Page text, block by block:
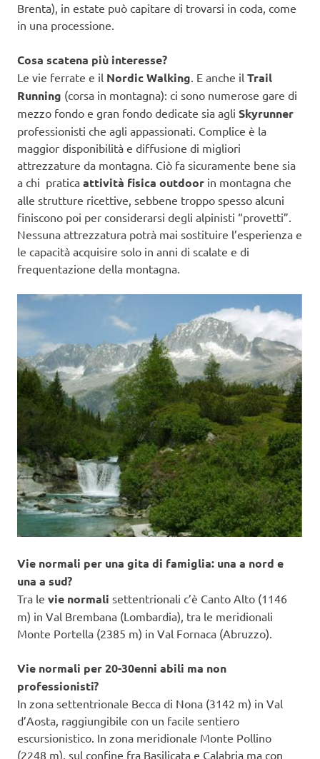
Brenta), in estate può capitare di trovarsi in coda, come
in una processione.
Cosa scatena più interesse?
Le vie ferrate e il Nordic Walking. E anche il Trail
Running (corsa in montagna): ci sono numerose gare di
mezzo fondo e gran fondo dedicate sia agli Skyrunner
professionisti che agli appassionati. Complice è la
maggior disponibilità e diffusione di migliori
attrezzature da montagna. Ciò fa sicuramente bene sia
a chi pratica attività fisica outdoor in montagna che
alle strutture ricettive, sebbene troppo spesso alcuni
finiscono poi per considerarsi degli alpinisti “provetti”.
Nessuna attrezzatura potrà mai sostituire l’esperienza e
le capacità acquisire solo in anni di scalate e di
frequentazione della montagna.
Vie normali per una gita di famiglia: una a nord e
una a sud?
Tra le vie normali settentrionali c’è Canto Alto (1146
m) in Val Brembana (Lombardia), tra le meridionali
Monte Portella (2385 m) in Val Fornaca (Abruzzo).
Vie normali per 20-30enni abili ma non
professionisti?
In zona settentrionale Becca di Nona (3142 m) in Val
d’Aosta, raggiungibile con un facile sentiero
escursionistico. In zona meridionale Monte Pollino
(2248 m), sul confine fra Basilicata e Calabria ma con